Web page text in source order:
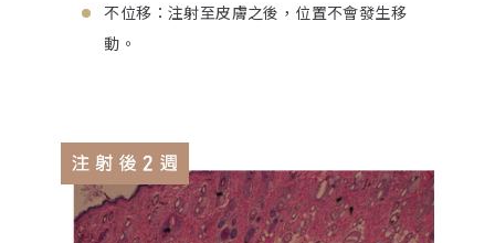
不位移：注射至皮膚之後，位置不會發生移
動。